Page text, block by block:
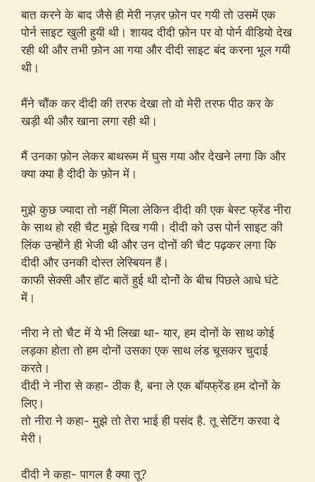
बात करने के बाद जैसे ही मेरी नज़र फ़ोन पर गयी तो उसमें एक
पोर्न साइट खुली हुयी थी। शायद दीदी फ़ोन पर वो पोर्न वीडियो देख
रही थी और तभी फ़ोन आ गया और दीदी साइट बंद करना भूल गयी
थी।
मैंने चौंक कर दीदी की तरफ देखा तो वो मेरी तरफ पीठ कर के
खड़ी थी और खाना लगा रही थी।
मैं उनका फ़ोन लेकर बाथरूम में घुस गया और देखने लगा कि और
क्या क्या है दीदी के फ़ोन में।
मुझे कुछ ज्यादा तो नहीं मिला लेकिन दीदी की एक बेस्ट फ्रेंड नीरा
के साथ हो रही चैट मुझे दिख गयी। दीदी को उस पोर्न साइट की
लिंक उन्होंने ही भेजी थी और उन दोनों की चैट पढ़कर लगा कि
दीदी और उनकी दोस्त लेस्बियन हैं।
काफी सेक्सी और हॉट बातें हुई थी दोनों के बीच पिछले आधे घंटे
में।
नीरा ने तो चैट में ये भी लिखा था- यार, हम दोनों के साथ कोई
लड़का होता तो हम दोनों उसका एक साथ लंड चूसकर चुदाई
करते।
दीदी ने नीरा से कहा- ठीक है, बना ले एक बॉयफ्रेंड हम दोनों के
लिए।
तो नीरा ने कहा- मुझे तो तेरा भाई ही पसंद है. तू सेटिंग करवा दे
मेरी।
दीदी ने कहा- पागल है क्या तू?